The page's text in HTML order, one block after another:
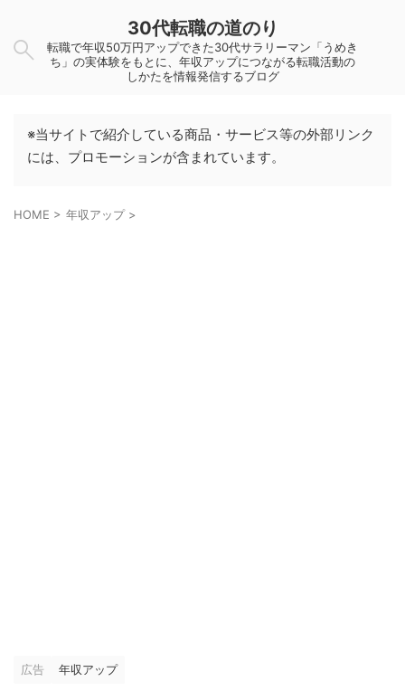
30代転職の道のり
転職で年収50万円アップできた30代サラリーマン「うめき
ち」の実体験をもとに、年収アップにつながる転職活動の
しかたを情報発信するブログ
※当サイトで紹介している商品・サービス等の外部リンク
には、プロモーションが含まれています。
HOME > 年収アップ >
広告 年収アップ